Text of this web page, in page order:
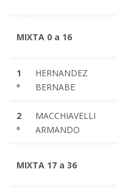
MIXTA 0 a 16
1
º
HERNANDEZ
BERNABE
2
º
MACCHIAVELLI
ARMANDO
MIXTA 17 a 36